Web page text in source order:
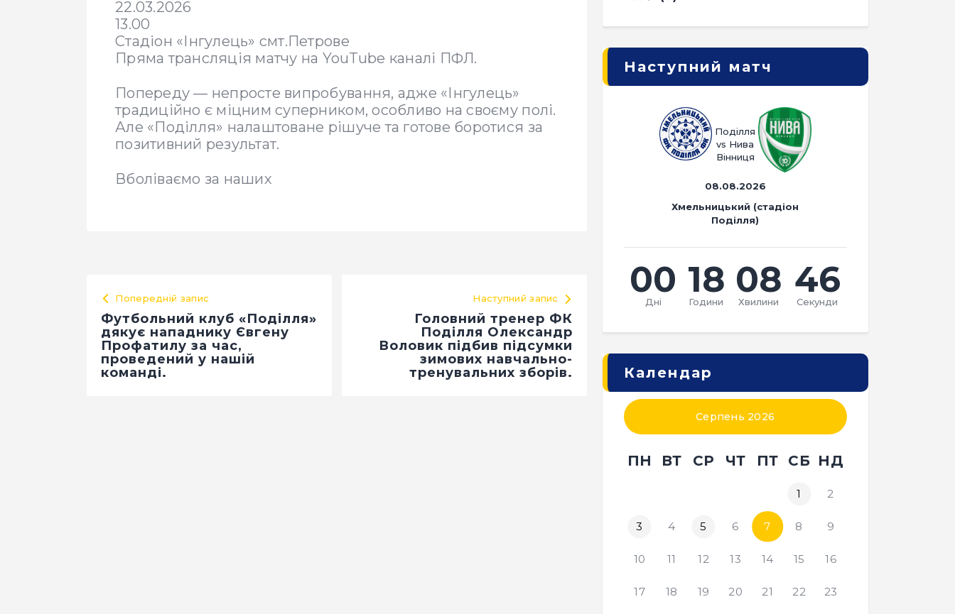
22.03.2026
13.00
Стадіон «Інгулець» смт.Петрове
Пряма трансляція матчу на YouTube каналі ПФЛ.
Попереду — непросте випробування, адже «Інгулець»
традиційно є міцним суперником, особливо на своєму полі.
Але «Поділля» налаштоване рішуче та готове боротися за
позитивний результат.
Вболіваємо за наших
Попередній запис
Футбольний клуб «Поділля»
дякує нападнику Євгену
Профатилу за час,
проведений у нашій
команді.
Наступний запис
Головний тренер ФК
Поділля Олександр
Воловик підбив підсумки
зимових навчально-
тренувальних зборів.
Наступний матч
Поділля
vs Нива
Вінниця
08.08.2026
Хмельницький (стадіон
Поділля)
00
Дні
18
Години
08
Хвилини
45
Секунди
Календар
Серпень 2026
ПН ВТ СР ЧТ ПТ СБ НД
1 2
3 4 5 6 7 8 9
10 11 12 13 14 15 16
17 18 19 20 21 22 23